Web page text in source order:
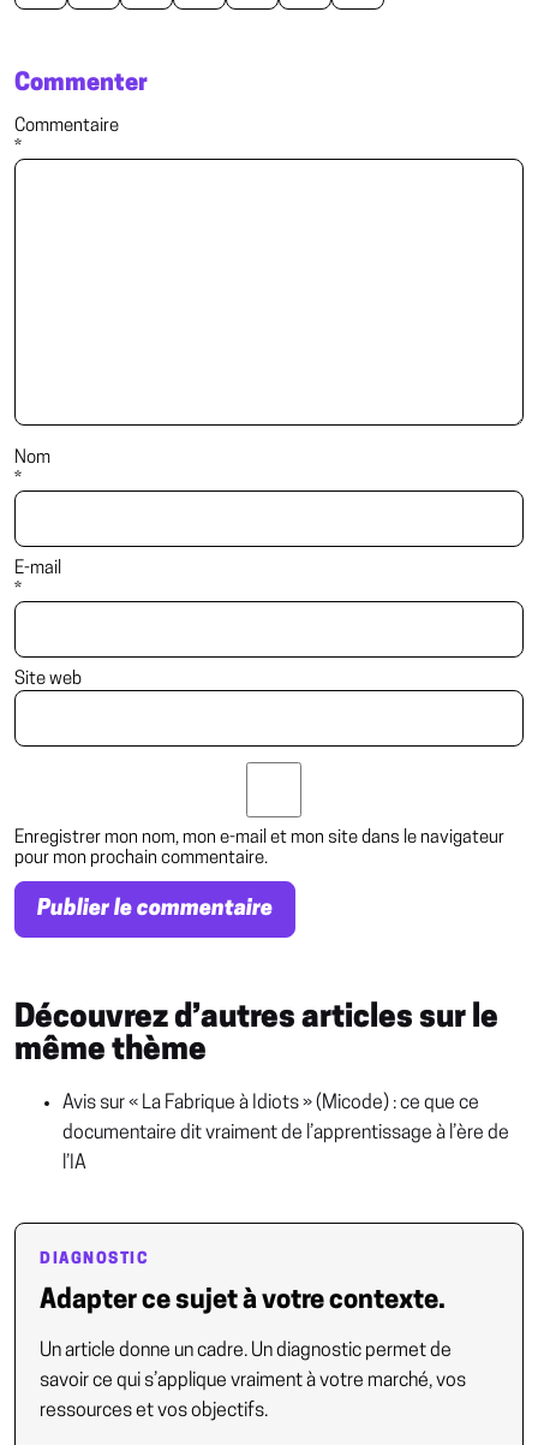
Commenter
Commentaire
*
Nom
*
E-mail
*
Site web
Enregistrer mon nom, mon e-mail et mon site dans le navigateur
pour mon prochain commentaire.
Découvrez d’autres articles sur le
même thème
Avis sur « La Fabrique à Idiots » (Micode) : ce que ce
documentaire dit vraiment de l’apprentissage à l’ère de
l’IA
DIAGNOSTIC
Adapter ce sujet à votre contexte.
Un article donne un cadre. Un diagnostic permet de
savoir ce qui s’applique vraiment à votre marché, vos
ressources et vos objectifs.